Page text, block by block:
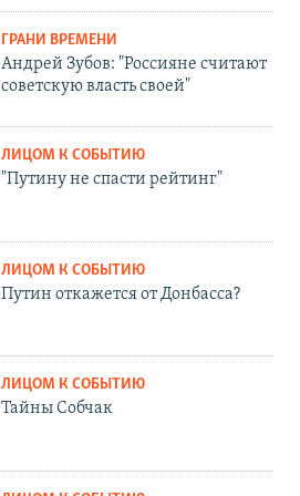
ГРАНИ ВРЕМЕНИ
Андрей Зубов: "Россияне считают
советскую власть своей"
ЛИЦОМ К СОБЫТИЮ
"Путину не спасти рейтинг"
ЛИЦОМ К СОБЫТИЮ
Путин откажется от Донбасса?
ЛИЦОМ К СОБЫТИЮ
Тайны Собчак